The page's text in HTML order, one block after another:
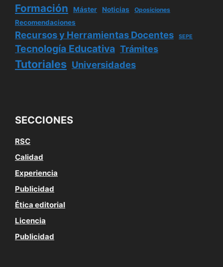
Formación Máster Noticias Oposiciones
Recomendaciones
Recursos y Herramientas Docentes SEPE
Tecnología Educativa Trámites
Tutoriales Universidades
SECCIONES
RSC
Calidad
Experiencia
Publicidad
Ética editorial
Licencia
Publicidad